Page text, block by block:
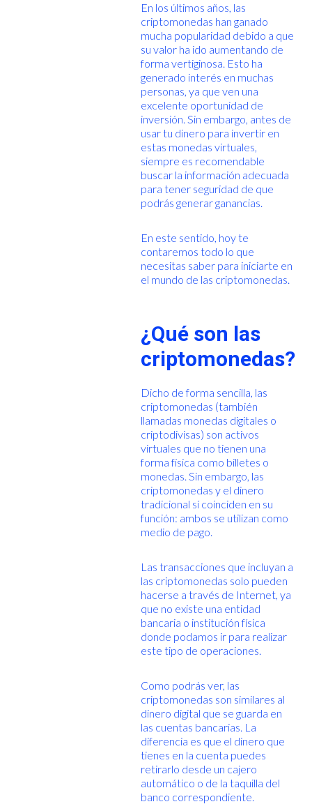
En los últimos años, las
criptomonedas han ganado
mucha popularidad debido a que
su valor ha ido aumentando de
forma vertiginosa. Esto ha
generado interés en muchas
personas, ya que ven una
excelente oportunidad de
inversión. Sin embargo, antes de
usar tu dinero para invertir en
estas monedas virtuales,
siempre es recomendable
buscar la información adecuada
para tener seguridad de que
podrás generar ganancias.
En este sentido, hoy te
contaremos todo lo que
necesitas saber para iniciarte en
el mundo de las criptomonedas.
¿Qué son las
criptomonedas?
Dicho de forma sencilla, las
criptomonedas (también
llamadas monedas digitales o
criptodivisas) son activos
virtuales que no tienen una
forma física como billetes o
monedas. Sin embargo, las
criptomonedas y el dinero
tradicional sí coinciden en su
función: ambos se utilizan como
medio de pago.
Las transacciones que incluyan a
las criptomonedas solo pueden
hacerse a través de Internet, ya
que no existe una entidad
bancaria o institución física
donde podamos ir para realizar
este tipo de operaciones.
Como podrás ver, las
criptomonedas son similares al
dinero digital que se guarda en
las cuentas bancarias. La
diferencia es que el dinero que
tienes en la cuenta puedes
retirarlo desde un cajero
automático o de la taquilla del
banco correspondiente.